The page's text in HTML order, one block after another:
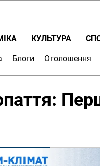
КУЛЬТУРА
Блоги Оголошення